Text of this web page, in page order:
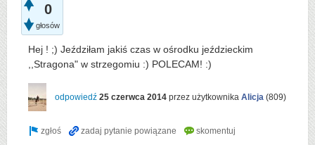
0
głosów
Hej ! ;) Jeździłam jakiś czas w ośrodku jeździeckim
,,Stragona" w strzegomiu :) POLECAM! :)
odpowiedź 25 czerwca 2014 przez użytkownika Alicja (809)